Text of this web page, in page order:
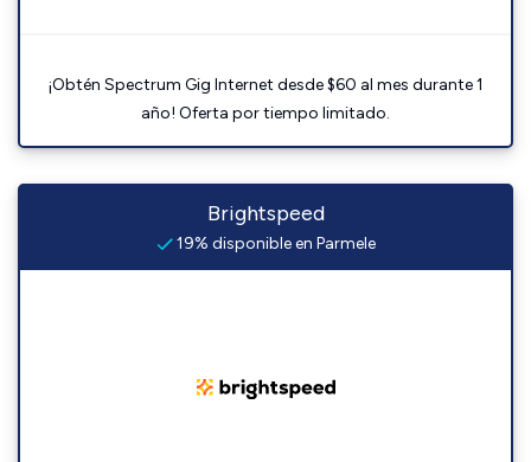
¡Obtén Spectrum Gig Internet desde $60 al mes durante 1
año! Oferta por tiempo limitado.
Brightspeed
19% disponible en Parmele